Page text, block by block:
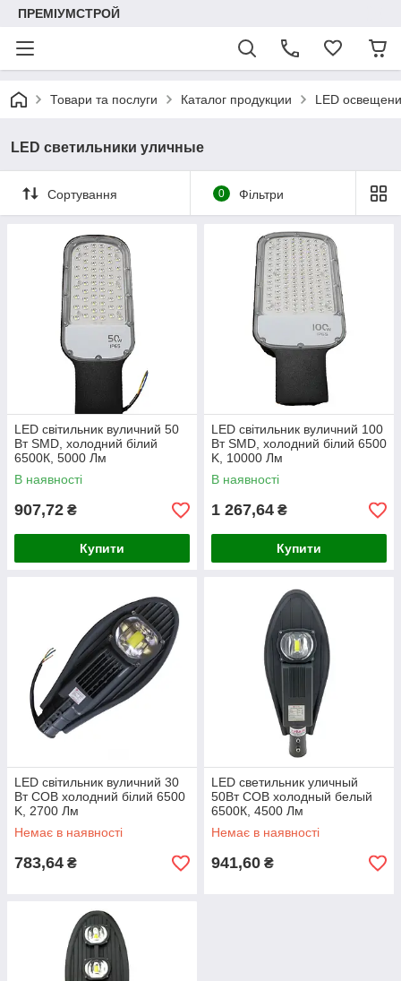
ПРЕМІУМСТРОЙ
Товари та послуги Каталог продукции LED
LED светильники уличные
Сортування 0 Фільтри
LED світильник вуличний 50
Вт SMD, холодний білий
6500К, 5000 Лм
В наявності
907,72 ₴
Купити
LED світильник вуличний 100
Вт SMD, холодний білий 6500
K, 10000 Лм
В наявності
1 267,64 ₴
Купити
LED світильник вуличний 30
Вт COB холодний білий 6500
K, 2700 Лм
Немає в наявності
783,64 ₴
LED светильник уличный
50Вт COB холодный белый
6500К, 4500 Лм
Немає в наявності
941,60 ₴